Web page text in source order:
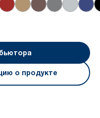
о продукте